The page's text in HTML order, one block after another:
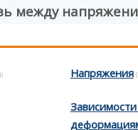
между
Напряжения